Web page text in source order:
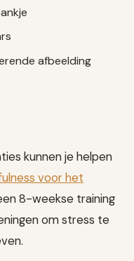
afbeelding
kunnen je helpen
voor het
8-weekse training
om stress te